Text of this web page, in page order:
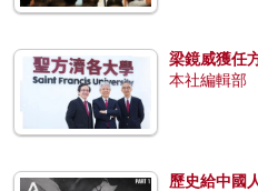
梁鏡威獲任
本社編輯部
歷史給中國